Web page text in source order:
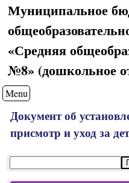
Муниципальное
«Средняя
№8» (дошкольное
Menu
Документ об
присмотр и уход за